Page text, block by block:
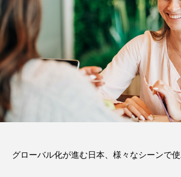
グローバル化が進む日本、様々なシーンで使